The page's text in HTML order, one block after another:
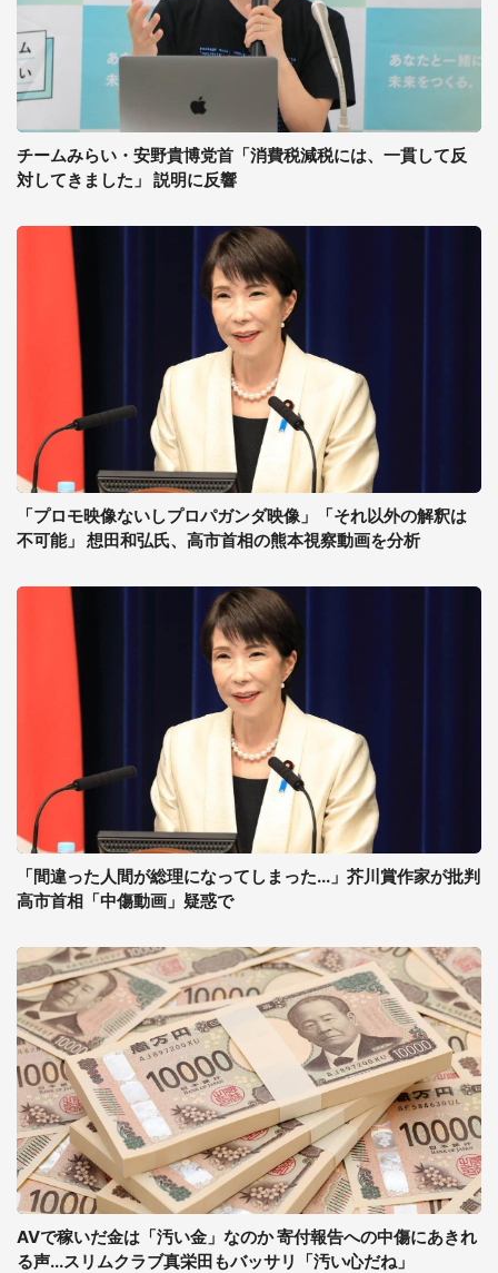
チームみらい・安野貴博党首「消費税減税には、一貫して反
対してきました」 説明に反響
「プロモ映像ないしプロパガンダ映像」「それ以外の解釈は
不可能」 想田和弘氏、高市首相の熊本視察動画を分析
「間違った人間が総理になってしまった...」芥川賞作家が批判
高市首相「中傷動画」疑惑で
AVで稼いだ金は「汚い金」なのか 寄付報告への中傷にあきれ
る声...スリムクラブ真栄田もバッサリ「汚い心だね」